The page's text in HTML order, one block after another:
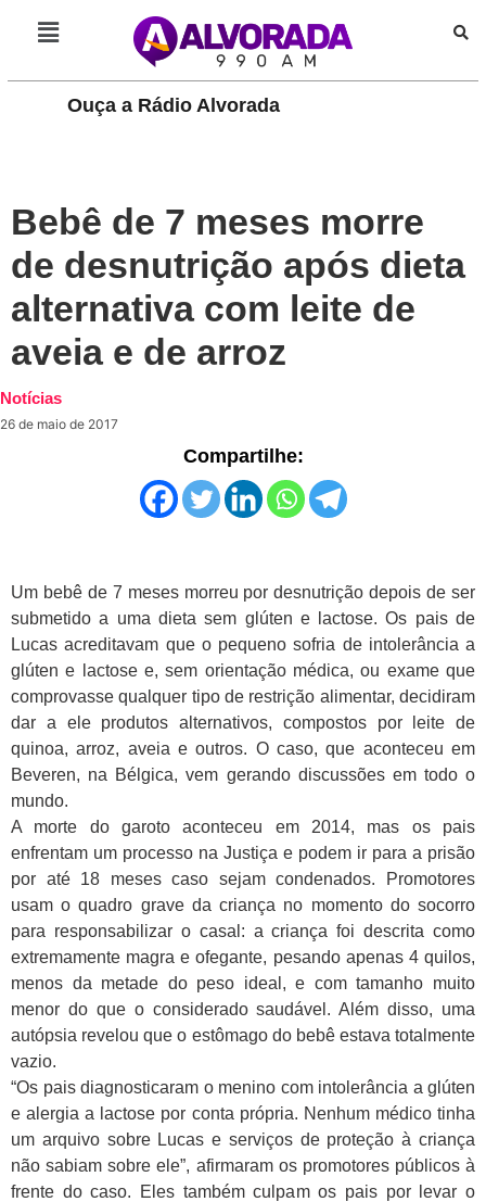
Ouça a Rádio Alvorada
Bebê de 7 meses morre
de desnutrição após dieta
alternativa com leite de
aveia e de arroz
Notícias
26 de maio de 2017
Compartilhe:
Um bebê de 7 meses morreu por desnutrição depois de ser
submetido a uma dieta sem glúten e lactose. Os pais de
Lucas acreditavam que o pequeno sofria de intolerância a
glúten e lactose e, sem orientação médica, ou exame que
comprovasse qualquer tipo de restrição alimentar, decidiram
dar a ele produtos alternativos, compostos por leite de
quinoa, arroz, aveia e outros. O caso, que aconteceu em
Beveren, na Bélgica, vem gerando discussões em todo o
mundo.
A morte do garoto aconteceu em 2014, mas os pais
enfrentam um processo na Justiça e podem ir para a prisão
por até 18 meses caso sejam condenados. Promotores
usam o quadro grave da criança no momento do socorro
para responsabilizar o casal: a criança foi descrita como
extremamente magra e ofegante, pesando apenas 4 quilos,
menos da metade do peso ideal, e com tamanho muito
menor do que o considerado saudável. Além disso, uma
autópsia revelou que o estômago do bebê estava totalmente
vazio.
“Os pais diagnosticaram o menino com intolerância a glúten
e alergia a lactose por conta própria. Nenhum médico tinha
um arquivo sobre Lucas e serviços de proteção à criança
não sabiam sobre ele”, afirmaram os promotores públicos à
frente do caso. Eles também culpam os pais por levar o